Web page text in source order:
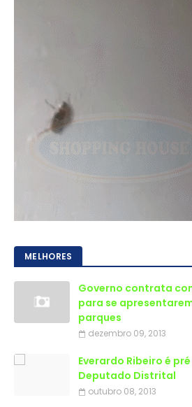
MELHORES
Governo contrata
para se
parques
dezembro 09, 2013
Everardo Ribeiro é
Deputado Distrital
outubro 08, 2013